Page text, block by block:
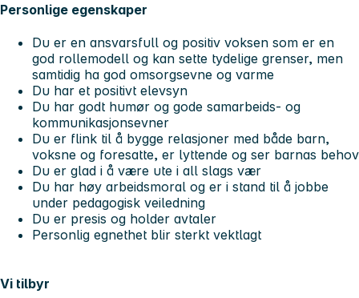
Personlige egenskaper
Du er en ansvarsfull og positiv voksen som er en
god rollemodell og kan sette tydelige grenser, men
samtidig ha god omsorgsevne og varme
Du har et positivt elevsyn
Du har godt humør og gode samarbeids- og
kommunikasjonsevner
Du er flink til å bygge relasjoner med både barn,
voksne og foresatte, er lyttende og ser barnas behov
Du er glad i å være ute i all slags vær
Du har høy arbeidsmoral og er i stand til å jobbe
under pedagogisk veiledning
Du er presis og holder avtaler
Personlig egnethet blir sterkt vektlagt
Vi tilbyr